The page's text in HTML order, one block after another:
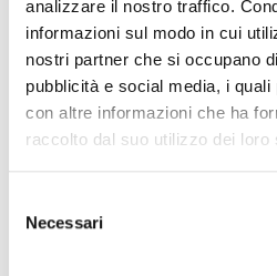
analizzare il nostro traffico.
informazioni sul modo in cui
nostri partner che si occupano
pubblicità e social media, i
con altre informazioni che ha
raccolto dal suo utilizzo dei loro
delNecessari
Pubblicità